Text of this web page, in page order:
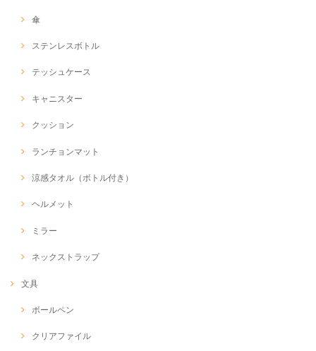
傘
ステンレスボトル
テッシュケース
キャニスター
クッション
ランチョンマット
涼感タオル（ボトル付き）
ヘルメット
ミラー
ネックストラップ
文具
ボールペン
クリアファイル